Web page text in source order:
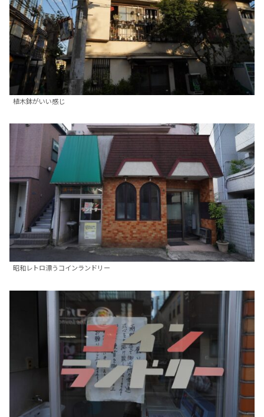
植木鉢がいい感じ
昭和レトロ漂うコインランドリー